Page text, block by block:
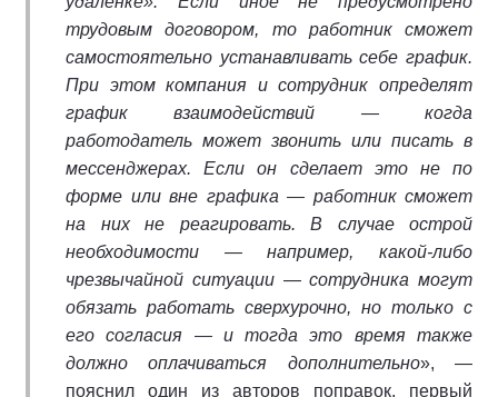
трудовым договором, то работник сможет
самостоятельно устанавливать себе график.
При этом компания и сотрудник определят
график взаимодействий — когда
работодатель может звонить или писать в
мессенджерах. Если он сделает это не по
форме или вне графика — работник сможет
на них не реагировать. В случае острой
необходимости — например, какой-либо
чрезвычайной ситуации — сотрудника могут
обязать работать сверхурочно, но только с
его согласия — и тогда это время также
должно оплачиваться дополнительно», —
пояснил один из авторов поправок, первый